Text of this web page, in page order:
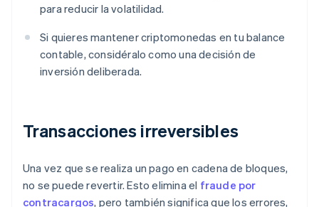
para reducir la volatilidad.
Si quieres mantener criptomonedas en tu balance
contable, considéralo como una decisión de
inversión deliberada.
Transacciones irreversibles
Una vez que se realiza un pago en cadena de bloques,
no se puede revertir. Esto elimina el fraude por
contracargos, pero también significa que los errores,